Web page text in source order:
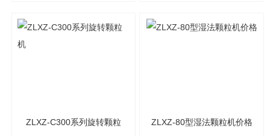
ZLXZ-C300系列旋转颗粒 ZLXZ-80型湿法颗粒机价格